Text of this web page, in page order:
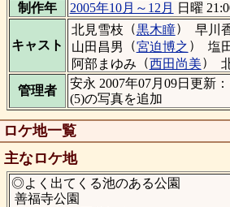
制作年
2005年10月～12月 日曜
キャスト
北見雪枝 （黒木瞳） 早川
山田昌男 （宮迫博之 ） 塩
阿部まゆみ （西田尚美）
管理者
安永 2007年07月09日更新
(5)の写真を追加
ロケ地一覧
主なロケ地
◎よく出てくる池のある公園
善福寺公園